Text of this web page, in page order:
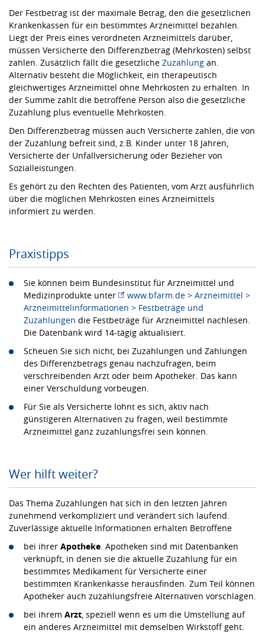
Der Festbetrag ist der maximale Betrag, den die gesetzlichen
Krankenkassen für ein bestimmtes Arzneimittel bezahlen.
Liegt der Preis eines verordneten Arzneimittels darüber,
müssen Versicherte den Differenzbetrag (Mehrkosten) selbst
zahlen. Zusätzlich fällt die gesetzliche Zuzahlung an.
Alternativ besteht die Möglichkeit, ein therapeutisch
gleichwertiges Arzneimittel ohne Mehrkosten zu erhalten. In
der Summe zahlt die betroffene Person also die gesetzliche
Zuzahlung plus eventuelle Mehrkosten.
Den Differenzbetrag müssen auch Versicherte zahlen, die von
der Zuzahlung befreit sind, z.B. Kinder unter 18 Jahren,
Versicherte der Unfallversicherung oder Bezieher von
Sozialleistungen.
Es gehört zu den Rechten des Patienten, vom Arzt ausführlich
über die möglichen Mehrkosten eines Arzneimittels
informiert zu werden.
Praxistipps
Sie können beim Bundesinstitut für Arzneimittel und
Medizinprodukte unter
www.bfarm.de > Arzneimittel >
Arzneimittelinformationen > Festbeträge und
Zuzahlungen die Festbeträge für Arzneimittel nachlesen.
Die Datenbank wird 14-tägig aktualisiert.
Scheuen Sie sich nicht, bei Zuzahlungen und Zahlungen
des Differenzbetrags genau nachzufragen, beim
verschreibenden Arzt oder beim Apotheker. Das kann
einer Verschuldung vorbeugen.
Für Sie als Versicherte lohnt es sich, aktiv nach
günstigeren Alternativen zu fragen, weil bestimmte
Arzneimittel ganz zuzahlungsfrei sein können.
Wer hilft weiter?
Das Thema Zuzahlungen hat sich in den letzten Jahren
zunehmend verkompliziert und verändert sich laufend.
Zuverlässige aktuelle Informationen erhalten Betroffene
bei ihrer Apotheke . Apotheken sind mit Datenbanken
verknüpft, in denen sie die aktuelle Zuzahlung für ein
bestimmtes Medikament für Versicherte einer
bestimmten Krankenkasse herausfinden. Zum Teil können
Apotheker auch zuzahlungsfreie Alternativen vorschlagen.
bei ihrem Arzt , speziell wenn es um die Umstellung auf
ein anderes Arzneimittel mit demselben Wirkstoff geht.